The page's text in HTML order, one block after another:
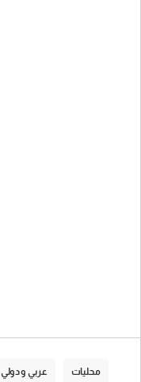
محليات عربي و دولي